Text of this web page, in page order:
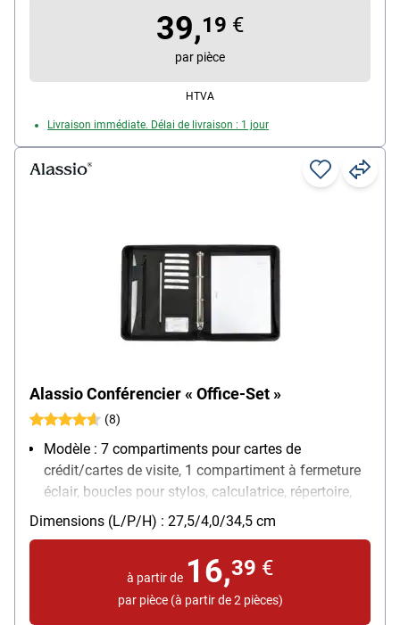
39,19 €
par pièce
HTVA
Livraison immédiate. Délai de livraison : 1 jour
Alassio Conférencier « Office-Set »
(8)
Modèle : 7 compartiments pour cartes de
crédit/cartes de visite, 1 compartiment à fermeture
éclair, boucles pour stylos, calculatrice, répertoire,
étui pour bloc-notes, bloc A4
Matière : similicuir
Poids : 0.94 kg
Dimensions (L/P/H) : 27,5/4,0/34,5 cm
à partir de 16,39 €
par pièce (à partir de 2 pièces)